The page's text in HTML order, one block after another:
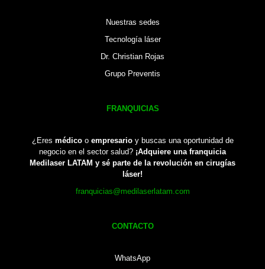
Nuestras sedes
Tecnología láser
Dr. Christian Rojas
Grupo Preventis
FRANQUICIAS
¿Eres médicoo empresarioy buscas una oportunidad de
negocio en el sector salud? ¡Adquiere una franquicia
Medilaser LATAM y sé parte de la revolución en cirugías
láser!
franquicias@medilaserlatam.com
CONTACTO
WhatsApp